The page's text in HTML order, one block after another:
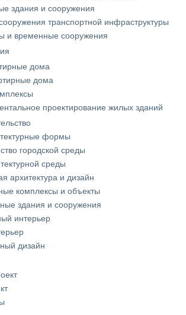
здания и сооружения
транспортной инфраструктуры
и временные сооружения
дома
дома
проектирование жилых зданий
формы
городской среды
среды
архитектура и дизайн
комплексы и объекты
здания и сооружения
интерьер
дизайн